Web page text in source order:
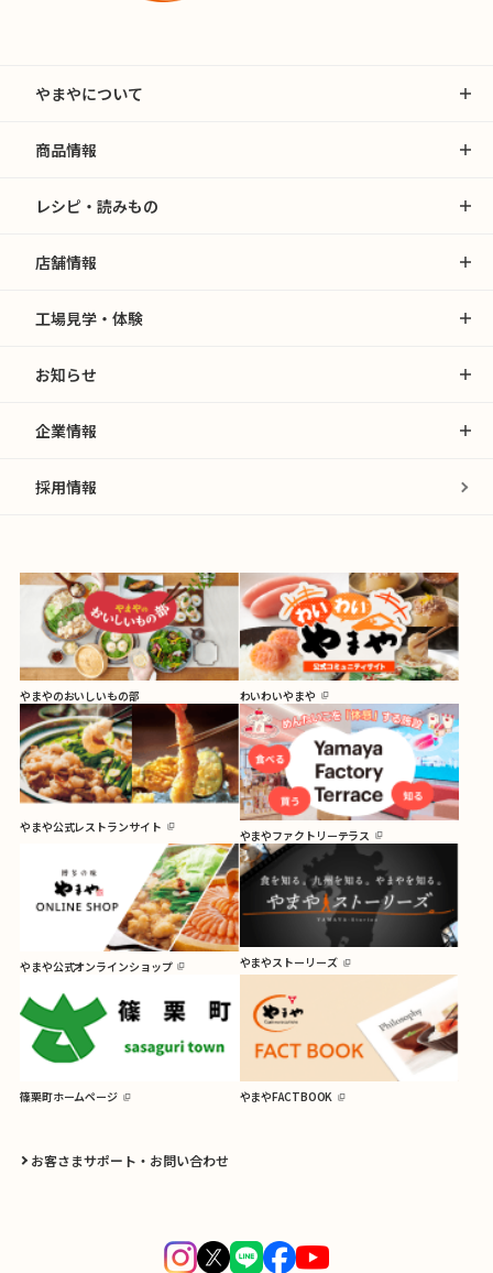
やまやについて
商品情報
レシピ・読みもの
店舗情報
工場見学・体験
お知らせ
企業情報
採用情報
お客さまサポート・お問い合わせ
やまやのおいしいもの部 わいわいやまや
やまや公式レストランサイト
やまやファクトリーテラス
やまや公式オンラインショップ やまやストーリーズ
篠栗町ホームページ やまやFACTBOOK